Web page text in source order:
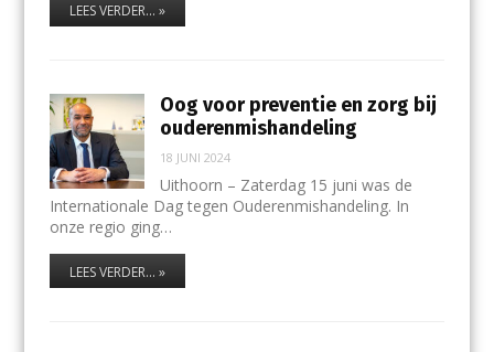
LEES VERDER... »
Oog voor preventie en zorg bij
ouderenmishandeling
18 JUNI 2024
Uithoorn – Zaterdag 15 juni was de
Internationale Dag tegen Ouderenmishandeling. In
onze regio ging…
LEES VERDER... »